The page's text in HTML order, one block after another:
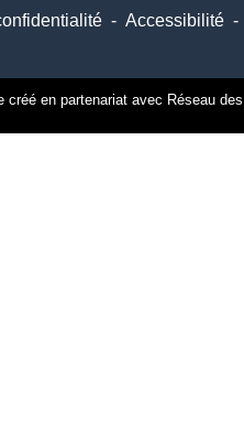
- Accessibilité -
créé en partenariat avec Réseau